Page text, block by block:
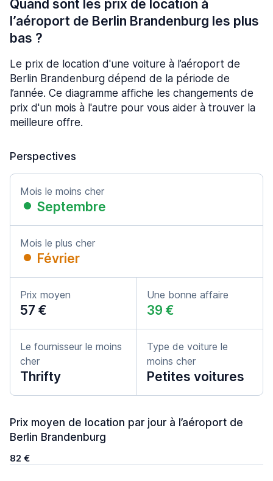
Quand sont les prix de location à
l’aéroport de Berlin Brandenburg les plus
bas ?
Le prix de location d'une voiture à l’aéroport de
Berlin Brandenburg dépend de la période de
l’année. Ce diagramme affiche les changements de
prix d'un mois à l'autre pour vous aider à trouver la
meilleure offre.
Perspectives
Mois le moins cher
Septembre
Mois le plus cher
Février
Prix moyen
57 €
Une bonne affaire
39 €
Le fournisseur le moins
cher
Thrifty
Type de voiture le
moins cher
Petites voitures
Prix moyen de location par jour à l’aéroport de
Berlin Brandenburg
82 €